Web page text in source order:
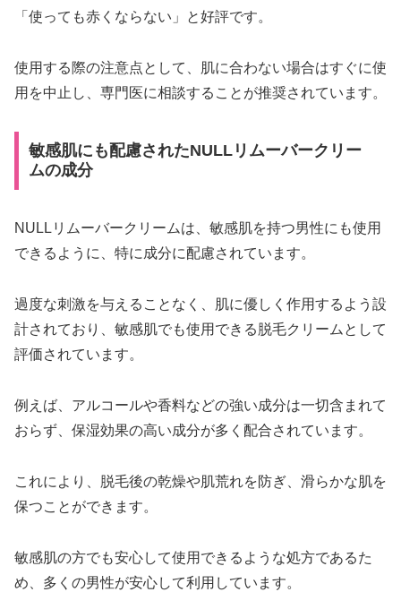
「使っても赤くならない」と好評です。
使用する際の注意点として、肌に合わない場合はすぐに使
用を中止し、専門医に相談することが推奨されています。
敏感肌にも配慮されたNULLリムーバークリー
ムの成分
NULLリムーバークリームは、敏感肌を持つ男性にも使用
できるように、特に成分に配慮されています。
過度な刺激を与えることなく、肌に優しく作用するよう設
計されており、敏感肌でも使用できる脱毛クリームとして
評価されています。
例えば、アルコールや香料などの強い成分は一切含まれて
おらず、保湿効果の高い成分が多く配合されています。
これにより、脱毛後の乾燥や肌荒れを防ぎ、滑らかな肌を
保つことができます。
敏感肌の方でも安心して使用できるような処方であるた
め、多くの男性が安心して利用しています。